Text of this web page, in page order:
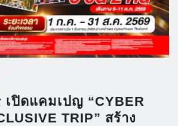
เปิดแคมเปญ “CYBER
TRIP” สร้าง